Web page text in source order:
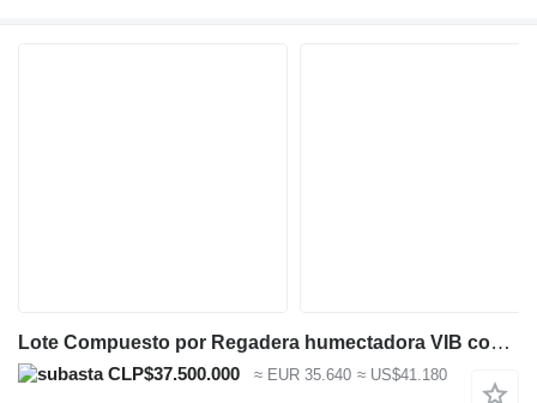
Lote Compuesto por Regadera humectadora VIB completa
CLP$37.500.000 ≈ EUR 35.640 ≈ US$41.180